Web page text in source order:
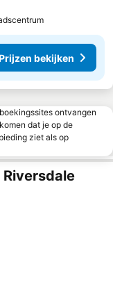
bekijken
ontvangen
dat je op de
ziet als op